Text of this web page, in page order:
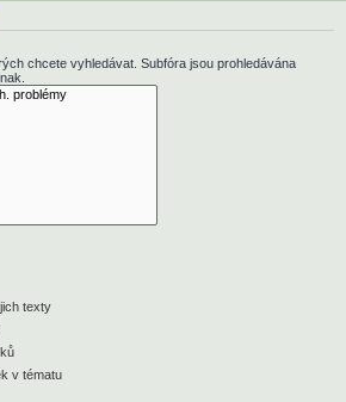
chcete vyhledávat. Subfóra jsou prohledávána
texty
v tématu